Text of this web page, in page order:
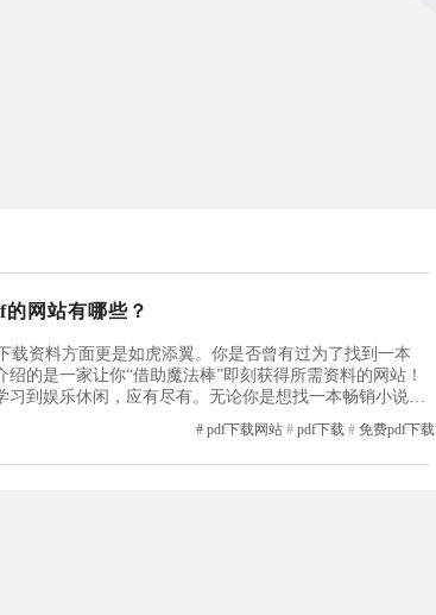
网站有哪些？
载资料方面更是如虎添翼。你是否曾有过为了找到一本
的是一家让你“借助魔法棒”即刻获得所需资料的网站！
到娱乐休闲，应有尽有。无论你是想找一本畅销小说、
能在这里轻松搜寻到。别再浪费时间在各个网站之间来回
你的“知识...
# pdf下载网站 # pdf下载 # 免费pdf下载